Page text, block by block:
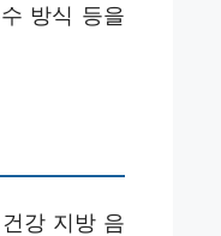
방식 등을
강 지방 음